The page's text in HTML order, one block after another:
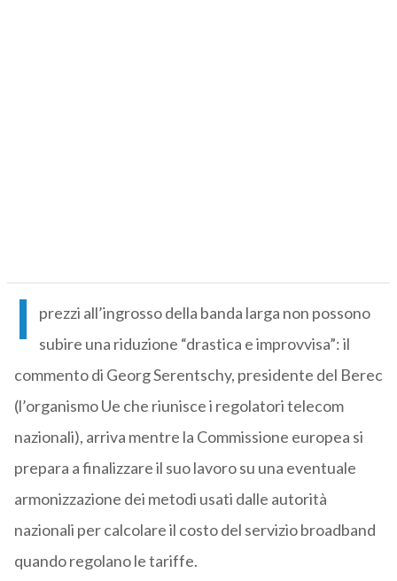
I
prezzi all’ingrosso della banda larga non possono
subire una riduzione “drastica e improvvisa”: il
commento di Georg Serentschy, presidente del Berec
(l’organismo Ue che riunisce i regolatori telecom
nazionali), arriva mentre la Commissione europea si
prepara a finalizzare il suo lavoro su una eventuale
armonizzazione dei metodi usati dalle autorità
nazionali per calcolare il costo del servizio broadband
quando regolano le tariffe.